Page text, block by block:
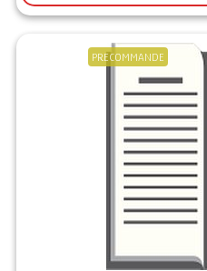
PRECOMMANDE